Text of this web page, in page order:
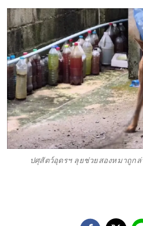
ปศุสัตว์อุดรฯ ลุยช่วยสองหมาถูก